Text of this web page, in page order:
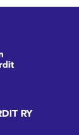
RY